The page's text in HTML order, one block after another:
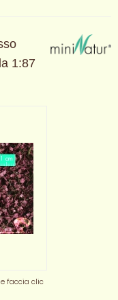
1:87
faccia clic